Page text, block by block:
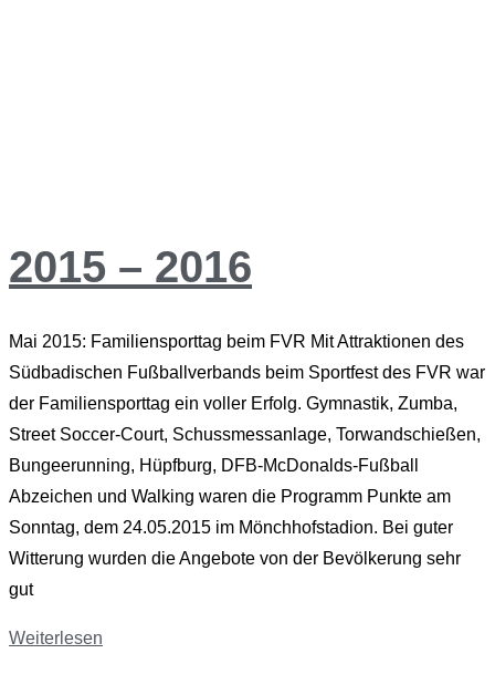
2015 – 2016
Mai 2015: Familiensporttag beim FVR Mit Attraktionen des
Südbadischen Fußballverbands beim Sportfest des FVR war
der Familiensporttag ein voller Erfolg. Gymnastik, Zumba,
Street Soccer-Court, Schussmessanlage, Torwandschießen,
Bungeerunning, Hüpfburg, DFB-McDonalds-Fußball
Abzeichen und Walking waren die Programm Punkte am
Sonntag, dem 24.05.2015 im Mönchhofstadion. Bei guter
Witterung wurden die Angebote von der Bevölkerung sehr
gut
Weiterlesen